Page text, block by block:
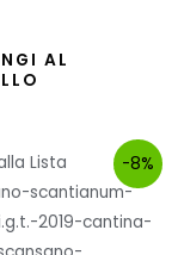
AL
Lista -8%